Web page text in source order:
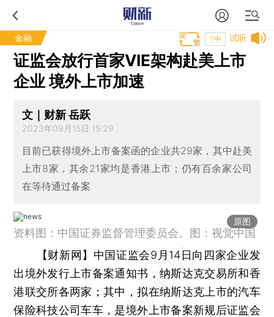
金融 试听
T中
证监会放行首家VIE架构赴美上市
企业 境外上市加速
文｜财新 岳跃
2023年09月15日 15:29
目前已获得境外上市备案函的企业共29家，其中赴美
上市8家，其余21家均是香港上市；仍有百余家公司
在等待通过备案
原图
资料图：中国证券监督管理委员会。图：视觉中国
【财新网】 中国证监会9月14日向四家企业发
出境外发行上市备案通知书，纳斯达克交易所和香
港联交所各两家；其中，拟在纳斯达克上市的汽车
保险科技公司车车，是境外上市备案新规后证监会